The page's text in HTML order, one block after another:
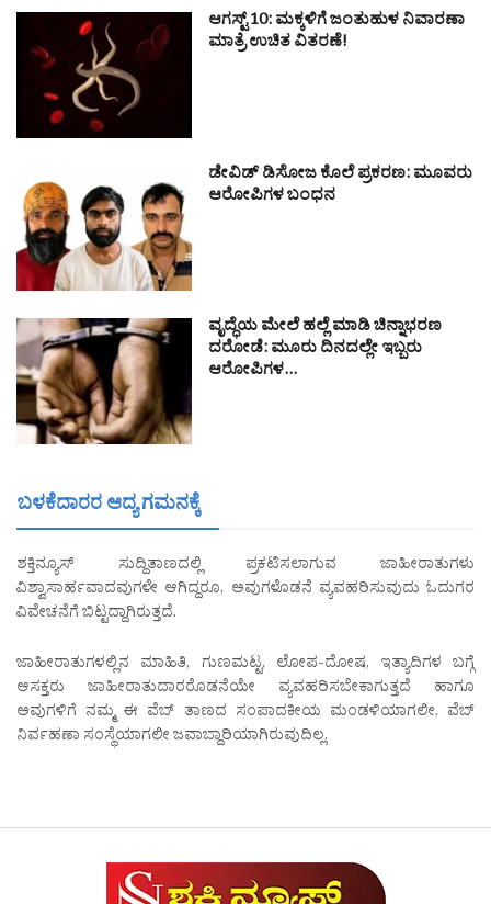
ಆಗಸ್ಟ್ 10: ಮಕ್ಕಳಿಗೆ ಜಂತುಹುಳ ನಿವಾರಣಾ
ಮಾತ್ರೆ ಉಚಿತ ವಿತರಣೆ!
ಡೇವಿಡ್ ಡಿಸೋಜ ಕೊಲೆ ಪ್ರಕರಣ: ಮೂವರು
ಆರೋಪಿಗಳ ಬಂಧನ
ವೃದ್ಧೆಯ ಮೇಲೆ ಹಲ್ಲೆ ಮಾಡಿ ಚಿನ್ನಾಭರಣ
ದರೋಡೆ: ಮೂರು ದಿನದಲ್ಲೇ ಇಬ್ಬರು
ಆರೋಪಿಗಳ…
ಬಳಕೆದಾರರ ಆದ್ಯ ಗಮನಕ್ಕೆ
ಶಕ್ತಿನ್ಯೂಸ್ ಸುದ್ದಿತಾಣದಲ್ಲಿ ಪ್ರಕಟಿಸಲಾಗುವ ಜಾಹೀರಾತುಗಳು
ವಿಶ್ವಾಸಾರ್ಹವಾದವುಗಳೇ ಆಗಿದ್ದರೂ, ಅವುಗಳೊಡನೆ ವ್ಯವಹರಿಸುವುದು ಓದುಗರ
ವಿವೇಚನೆಗೆ ಬಿಟ್ಟದ್ದಾಗಿರುತ್ತದೆ.
ಜಾಹೀರಾತುಗಳಲ್ಲಿನ ಮಾಹಿತಿ, ಗುಣಮಟ್ಟ, ಲೋಪ-ದೋಷ, ಇತ್ಯಾದಿಗಳ ಬಗ್ಗೆ
ಆಸಕ್ತರು ಜಾಹೀರಾತುದಾರರೊಡನೆಯೇ ವ್ಯವಹರಿಸಬೇಕಾಗುತ್ತದೆ ಹಾಗೂ
ಅವುಗಳಿಗೆ ನಮ್ಮ ಈ ವೆಬ್ ತಾಣದ ಸಂಪಾದಕೀಯ ಮಂಡಳಿಯಾಗಲೀ, ವೆಬ್
ನಿರ್ವಹಣಾ ಸಂಸ್ಥೆಯಾಗಲೀ ಜವಾಬ್ದಾರಿಯಾಗಿರುವುದಿಲ್ಲ.